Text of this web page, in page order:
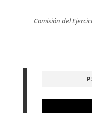
Comisión del